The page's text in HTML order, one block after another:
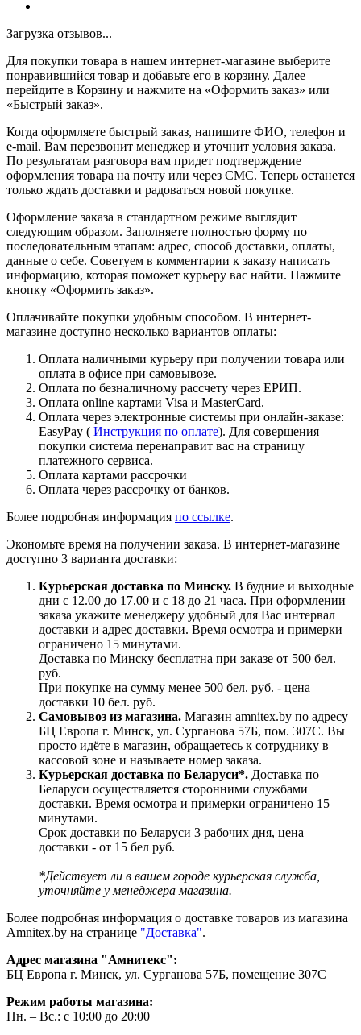
Загрузка отзывов...
Для покупки товара в нашем интернет-магазине выберите
понравившийся товар и добавьте его в корзину. Далее
перейдите в Корзину и нажмите на «Оформить заказ» или
«Быстрый заказ».
Когда оформляете быстрый заказ, напишите ФИО, телефон и
e-mail. Вам перезвонит менеджер и уточнит условия заказа.
По результатам разговора вам придет подтверждение
оформления товара на почту или через СМС. Теперь останется
только ждать доставки и радоваться новой покупке.
Оформление заказа в стандартном режиме выглядит
следующим образом. Заполняете полностью форму по
последовательным этапам: адрес, способ доставки, оплаты,
данные о себе. Советуем в комментарии к заказу написать
информацию, которая поможет курьеру вас найти. Нажмите
кнопку «Оформить заказ».
Оплачивайте покупки удобным способом. В интернет-
магазине доступно несколько вариантов оплаты:
Оплата наличными курьеру при получении товара или
оплата в офисе при самовывозе.
Оплата по безналичному рассчету через ЕРИП.
Оплата online картами Visa и MasterCard.
Оплата через электронные системы при онлайн-заказе:
EasyPay ( Инструкция по оплате). Для совершения
покупки система перенаправит вас на страницу
платежного сервиса.
Оплата картами рассрочки
Оплата через рассрочку от банков.
Более подробная информация по ссылке.
Экономьте время на получении заказа. В интернет-магазине
доступно 3 варианта доставки:
Курьерская доставка по Минску. В будние и выходные
дни с 12.00 до 17.00 и с 18 до 21 часа. При оформлении
заказа укажите менеджеру удобный для Вас интервал
доставки и адрес доставки. Время осмотра и примерки
ограничено 15 минутами.
Доставка по Минску бесплатна при заказе от 500 бел.
руб.
При покупке на сумму менее 500 бел. руб. - цена
доставки 10 бел. руб.
Самовывоз из магазина. Магазин amnitex.by по адресу
БЦ Европа г. Минск, ул. Сурганова 57Б, пом. 307С. Вы
просто идёте в магазин, обращаетесь к сотруднику в
кассовой зоне и называете номер заказа.
Курьерская доставка по Беларуси*. Доставка по
Беларуси осуществляется сторонними службами
доставки. Время осмотра и примерки ограничено 15
минутами.
Срок доставки по Беларуси 3 рабочих дня, цена
доставки - от 15 бел руб.
*Действует ли в вашем городе курьерская служба,
уточняйте у менеджера магазина.
Более подробная информация о доставке товаров из магазина
Amnitex.by на странице "Доставка".
Адрес магазина "Амнитекс":
БЦ Европа г. Минск, ул. Сурганова 57Б, помещение 307С
Режим работы магазина:
Пн. – Вс.: с 10:00 до 20:00